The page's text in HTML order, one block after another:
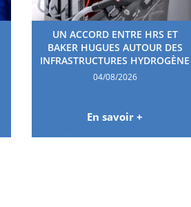
UN ACCORD ENTRE HRS ET
BAKER HUGUES AUTOUR DES
INFRASTRUCTURES HYDROGÈNE
04/08/2026
En savoir +